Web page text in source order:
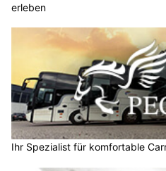
erleben
Ihr Spezialist für komfortable